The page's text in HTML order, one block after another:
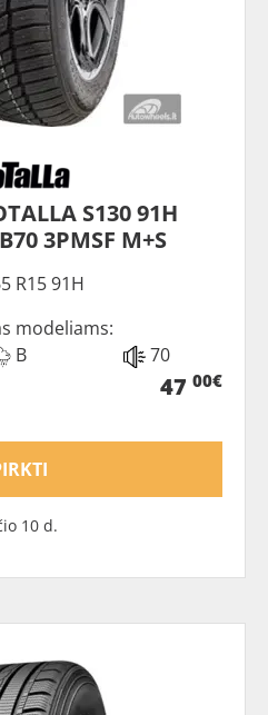
S130 91H
3PMSF M+S
R15 91H
modeliams:
B 70
47 00€
10 d.